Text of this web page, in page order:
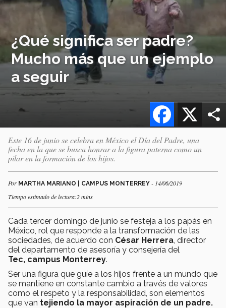
¿Qué significa ser padre?
Mucho más que un ejemplo
a seguir
X
Facebook
Este 16 de junio se celebra en México el Día del Padre, una
fecha en la que se busca honrar a la figura paterna como un
pilar en la formación de los hijos.
Por MARTHA MARIANO | CAMPUS MONTERREY - 14/06/2019
Tiempo estimado de lectura:2 mins
Cada tercer domingo de junio se festeja a los papás en
México, rol que responde a la transformación de las
sociedades, de acuerdo con César Herrera , director
del departamento de asesoría y consejería del
Tec, campus Monterrey.
Ser una figura que guíe a los hijos frente a un mundo que
se mantiene en constante cambio a través de valores
como el respeto y la responsabilidad, son elementos
que van tejiendo la mayor aspiración de un padre.